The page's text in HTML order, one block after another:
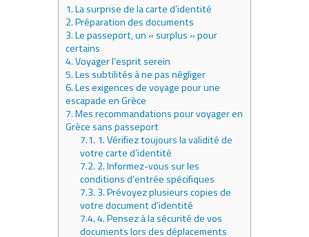
1.La surprise de la carte d’identité
2.Préparation des documents
3.Le passeport, un « surplus » pour
certains
4.Voyager l’esprit serein
5.Les subtilités à ne pas négliger
6.Les exigences de voyage pour une
escapade en Grèce
7.Mes recommandations pour voyager en
Grèce sans passeport
7.1. 1. Vérifiez toujours la validité de
votre carte d’identité
7.2. 2. Informez-vous sur les
conditions d’entrée spécifiques
7.3. 3. Prévoyez plusieurs copies de
votre document d’identité
7.4.4. Pensez à la sécurité de vos
documents lors des déplacements